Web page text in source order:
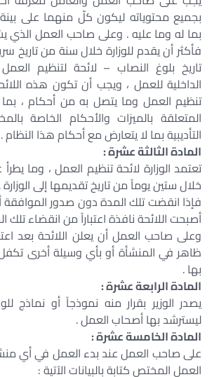
بجميع محتوياته ليكون كلّ منهما على
بما له وما عليه . وعلى صاحب العمل
فأكثر أن يقدم للوزارة خلال سنة من تاريخ
تاريخ بلوغ النصاب – لائحة لتنظيم
الداخلية للعمل ، ويجب أن تكون هذه
تنظيم العمل وما يتصل به من أحكام ،
المتعلقة بالميزات والأحكام الخاصة
التأديبية بما لا يتعارض مع أحكام هذا النظام .
المادة الثالثة عشرة :
تعتمد الوزارة لائحة تنظيم العمل ، وما
خلال ستين يوماً من تاريخ تقديمها إلى الوزارة .
فإذا انقضت تلك المدة دون صدور الموافقة
أصبحت اللائحة نافذة اعتباراً من انقضاء تلك
وعلى صاحب العمل أن يعلن اللائحة بعد
ظاهر في المنشأة أو بأي وسيلة أخرى
بها .
المادة الرابعة عشرة :
يصدر الوزير بقرار منه نموذجاً أو نماذج
ليسترشد بها أصحاب العمل .
المادة الخامسة عشرة :
على صاحب العمل عند بدء العمل في أي
العمل المختص كتابة بالبيانات الآتية :